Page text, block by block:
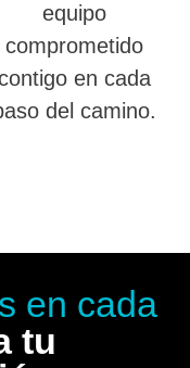
equipo
comprometido
en cada
del camino.
en cada
tu